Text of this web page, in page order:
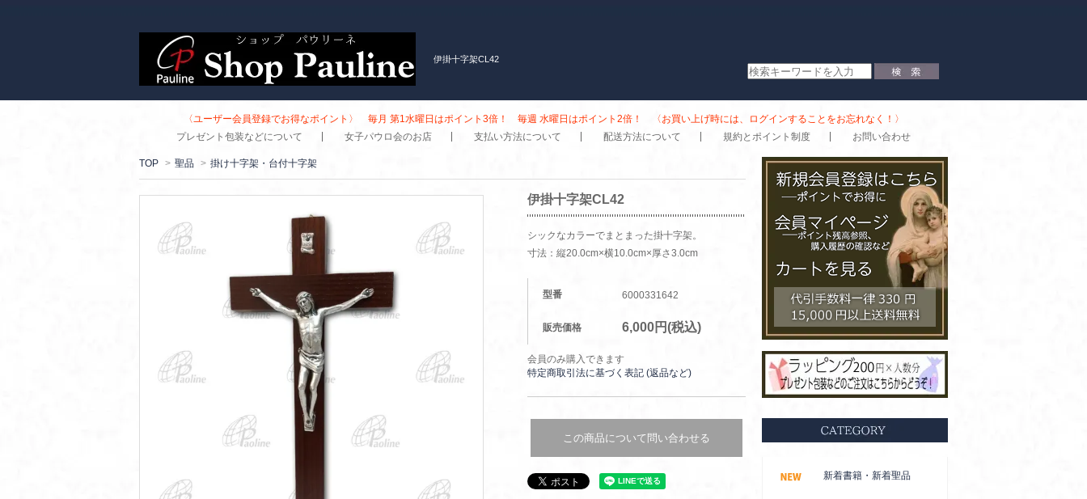
伊掛十字架CL42
〈ユーザー会員登録でお得なポイント〉 毎月 第1水曜日はポイント3倍！ 毎週 水曜日はポイント2倍！ 〈お買い上げ時には、ログインすることをお忘れなく！〉
プレゼント包装などについて
女子パウロ会のお店 支払い方法について 配送方法について 規約とポイント制度 お問い合わせ
TOP > 聖品 > 掛け十字架・台付十字架
伊掛十字架CL42
シックなカラーでまとまった掛十字架。
寸法：縦20.0cm×横10.0cm×厚さ3.0cm
型番 6000331642
販売価格 6,000円(税込)
会員のみ購入できます
特定商取引法に基づく表記 (返品など)
この商品について問い合わせる
新着書籍・新着聖品